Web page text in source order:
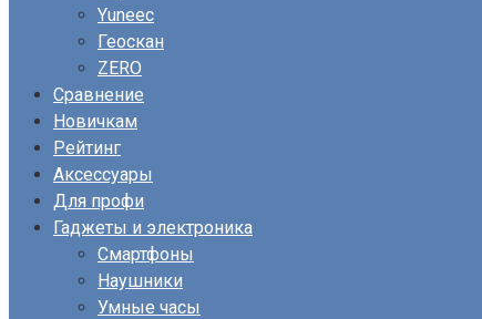
Yuneec
Геоскан
ZERO
Сравнение
Новичкам
Рейтинг
Аксессуары
Для профи
Гаджеты и электроника
Смартфоны
Наушники
Умные часы